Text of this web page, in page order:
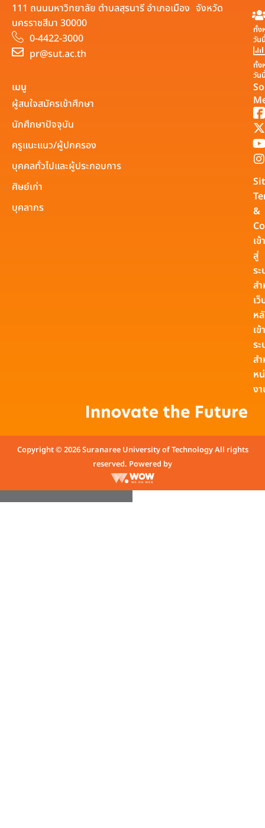
111 ถนนมหาวิทยาลัย ตำบลสุรนารี อำเภอเมือง จังหวัด
นครราชสีมา 30000
0-4422-3000
pr@sut.ac.th
ทั้ง
วัน
ทั้ง
วัน
เมนู
ผู้สนใจสมัครเข้าศึกษา
นักศึกษาปัจจุบัน
ครูแนะแนว/ผู้ปกครอง
บุคคลทั่วไปและผู้ประกอบการ
ศิษย์เก่า
บุคลากร
&
เข้า
สู่
ร
ส
เ
ห
เข้
ร
ส
ห
ง
Copyright © 2026 Suranaree University of Technology All rights
reserved. Powered by